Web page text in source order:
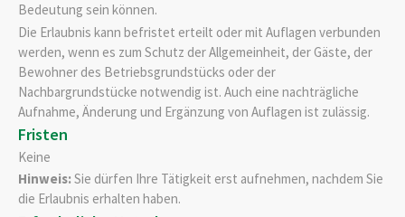
Bedeutung sein können.
Die Erlaubnis kann befristet erteilt oder mit Auflagen verbunden
werden, wenn es zum Schutz der Allgemeinheit, der Gäste, der
Bewohner des Betriebsgrundstücks oder der
Nachbargrundstücke notwendig ist. Auch eine nachträgliche
Aufnahme, Änderung und Ergänzung von Auflagen ist zulässig.
Fristen
Keine
Hinweis: Sie dürfen Ihre Tätigkeit erst aufnehmen, nachdem Sie
die Erlaubnis erhalten haben.